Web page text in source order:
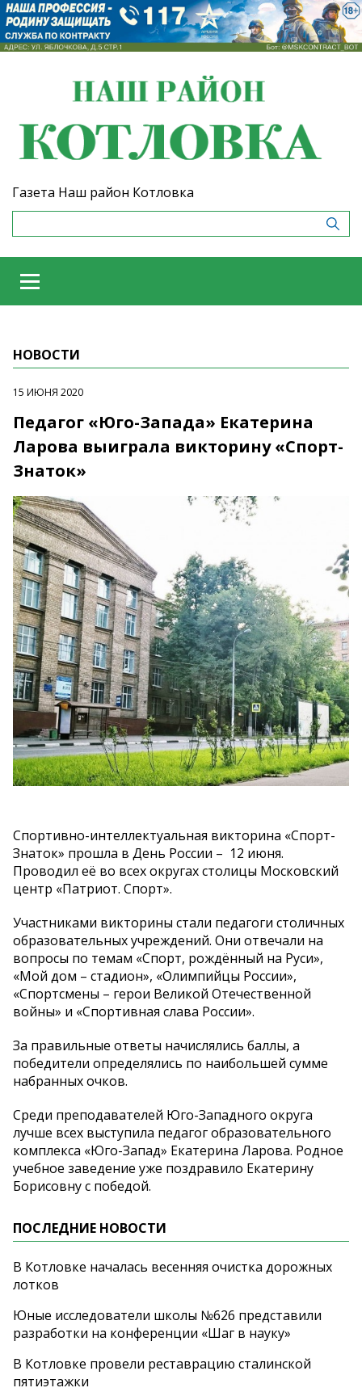
Газета Наш район Котловка
НОВОСТИ
15 ИЮНЯ 2020
Педагог «Юго-Запада» Екатерина
Ларова выиграла викторину «Спорт-
Знаток»
Спортивно-интеллектуальная викторина «Спорт-
Знаток» прошла в День России – 12 июня.
Проводил её во всех округах столицы Московский
центр «Патриот. Спорт».
Участниками викторины стали педагоги столичных
образовательных учреждений. Они отвечали на
вопросы по темам «Спорт, рождённый на Руси»,
«Мой дом – стадион», «Олимпийцы России»,
«Спортсмены – герои Великой Отечественной
войны» и «Спортивная слава России».
За правильные ответы начислялись баллы, а
победители определялись по наибольшей сумме
набранных очков.
Среди преподавателей Юго-Западного округа
лучше всех выступила педагог образовательного
комплекса «Юго-Запад» Екатерина Ларова. Родное
учебное заведение уже поздравило Екатерину
Борисовну с победой.
ПОСЛЕДНИЕ НОВОСТИ
В Котловке началась весенняя очистка дорожных
лотков
Юные исследователи школы №626 представили
разработки на конференции «Шаг в науку»
В Котловке провели реставрацию сталинской
пятиэтажки